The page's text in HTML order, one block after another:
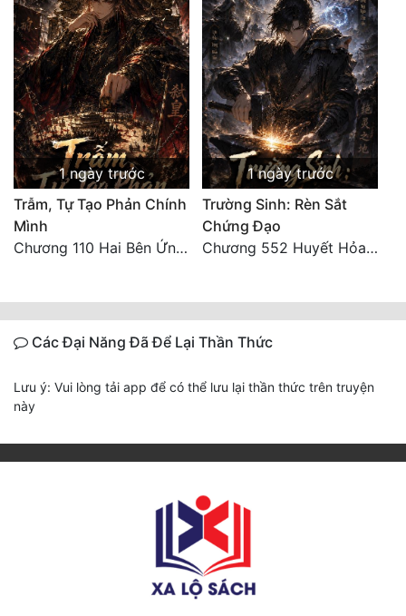
1 ngày trước
Trẫm, Tự Tạo Phản Chính
Mình
Chương 110 Hai Bên Ứng Phó
1 ngày trước
Trường Sinh: Rèn Sắt
Chứng Đạo
Chương 552 Huyết Hỏa Độn Hư, nhân quả chưa dứt
Các Đại Năng Đã Để Lại Thần Thức
Lưu ý: Vui lòng tải app để có thể lưu lại thần thức trên truyện
này